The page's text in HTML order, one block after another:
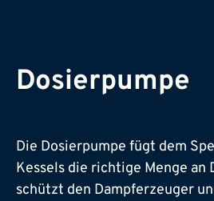
Dosierpumpe
Die Dosierpumpe fügt dem
Kessels die richtige Menge an
schützt den Dampferzeuger